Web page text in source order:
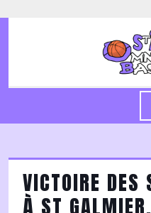
to
VICTOIRE DES
À ST